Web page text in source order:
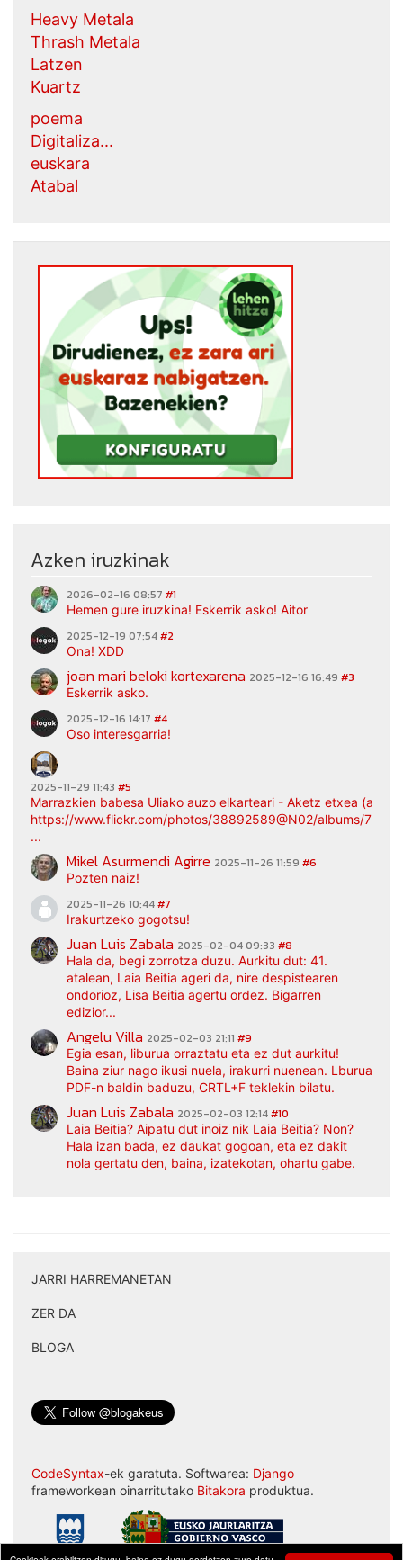
Heavy Metala
Thrash Metala
Latzen
Kuartz
poema
Digitaliza...
euskara
Atabal
Azken iruzkinak
2026-02-16 08:57 #1
Hemen gure iruzkina! Eskerrik asko! Aitor
2025-12-19 07:54#2
Ona! XDD
joan mari beloki kortexarena 2025-12-16 16:49 #3
Eskerrik asko.
2025-12-16 14:17 #4
Oso interesgarria!
2025-11-29 11:43 #5
Marrazkien babesa Uliako auzo elkarteari - Aketz etxea
https://www.flickr.com/photos/38892589@N02/albums/
...
Mikel Asurmendi Agirre 2025-11-26 11:59 #6
Pozten naiz!
2025-11-26 10:44#7
Irakurtzeko gogotsu!
Juan Luis Zabala 2025-02-04 09:33 #8
Hala da, begi zorrotza duzu. Aurkitu dut: 41.
atalean, Laia Beitia ageri da, nire despistearen
ondorioz, Lisa Beitia agertu ordez. Bigarren
edizior...
Angelu Villa 2025-02-03 21:11 #9
Egia esan, liburua orraztatu eta ez dut aurkitu!
Baina ziur nago ikusi nuela, irakurri nuenean. Lburua
PDF-n baldin baduzu, CRTL+F teklekin bilatu.
Juan Luis Zabala 2025-02-03 12:14#10
Laia Beitia? Aipatu dut inoiz nik Laia Beitia? Non?
Hala izan bada, ez daukat gogoan, eta ez dakit
nola gertatu den, baina, izatekotan, ohartu gabe.
JARRI HARREMANETAN
ZER DA
BLOGA
CodeSyntax-ek garatuta. Softwarea: Django
frameworkean oinarritutako Bitakora produktua.